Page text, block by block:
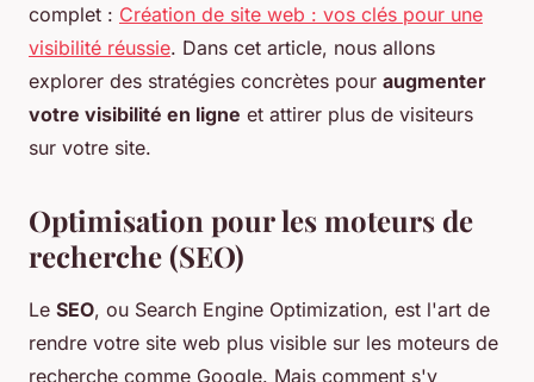
complet : Création de site web : vos clés pour une
visibilité réussie. Dans cet article, nous allons
explorer des stratégies concrètes pour augmenter
votre visibilité en ligne et attirer plus de visiteurs
sur votre site.
Optimisation pour les moteurs de
recherche (SEO)
Le SEO, ou Search Engine Optimization, est l'art de
rendre votre site web plus visible sur les moteurs de
recherche comme Google. Mais comment s'y